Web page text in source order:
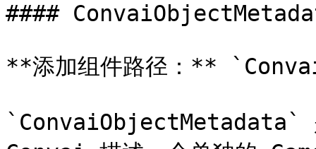
####
**添加组件路径：**
`ConvaiObjectMetadata`